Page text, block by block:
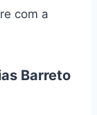
com a
Barreto